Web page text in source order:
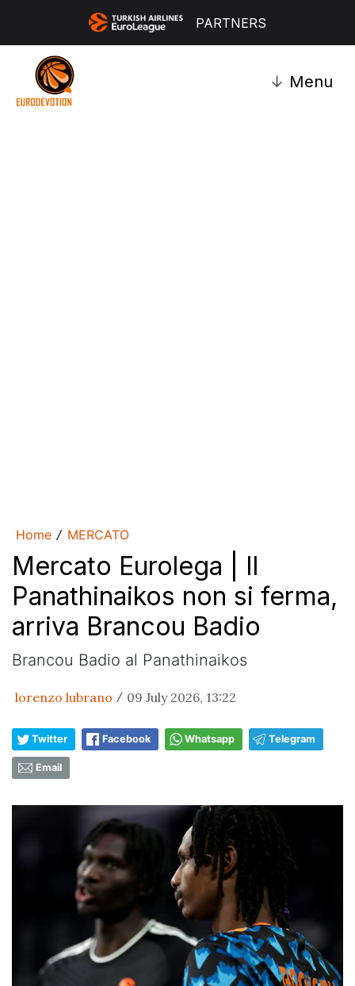
PARTNERS
↓ Menu
Home / MERCATO
Mercato Eurolega | Il
Panathinaikos non si ferma,
arriva Brancou Badio
Brancou Badio al Panathinaikos
lorenzo lubrano / 09 July 2026, 13:22
Twitter Facebook Whatsapp Telegram
Email